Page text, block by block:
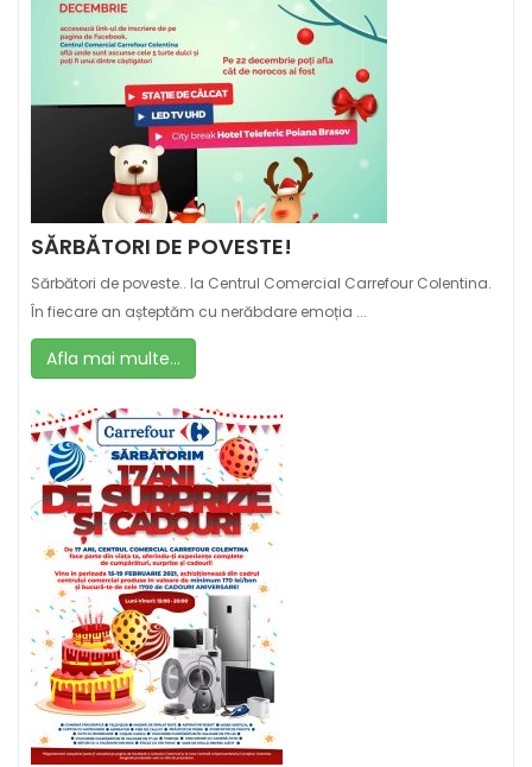
SĂRBĂTORI DE POVESTE!
Sărbători de poveste.. la Centrul Comercial Carrefour Colentina.
În fiecare an așteptăm cu nerăbdare emoția ...
Afla mai multe...